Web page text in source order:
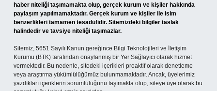
haber niteliği taşımamakta olup, gerçek kurum ve kişiler hakkında
paylaşım yapılmamaktadır. Gerçek kurum ve kişiler ile isim
benzerlikleri tamamen tesadüfidir. Sitemizdeki bilgiler taslak
halindedir ve tavsiye niteliği taşımazlar.
Sitemiz, 5651 Sayılı Kanun gereğince Bilgi Teknolojileri ve İletişim
Kurumu (BTK) tarafından onaylanmış bir Yer Sağlayıcı olarak hizmet
vermektedir. Bu nedenle, sitedeki içerikleri proaktif olarak denetleme
veya araştırma yükümlülüğümüz bulunmamaktadır. Ancak, üyelerimiz
yazdıkları içeriklerin sorumluluğunu taşımakta olup, siteye üye olarak bu